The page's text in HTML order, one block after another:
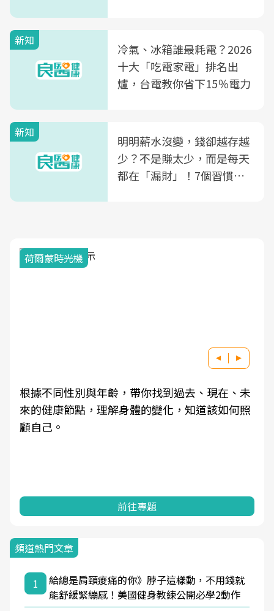
光田醫院建構360度女性健
康照護生態圈
新知
冷氣、冰箱誰最耗電？2026
十大「吃電家電」排名出
爐，台電教你省下15％電力
新知
明明薪水沒變，錢卻越存越
少？不是賺太少，而是每天
都在「漏財」！7個習慣一
荷爾蒙時光機
根據不同性別與年齡，帶你找到過去、現在、未
來的健康節點，理解身體的變化，知道該如何照
顧自己。
前往專題
頻道熱門文章
1
給總是肩頸痠痛的你》脖子這樣動，不用錢就
能舒緩緊繃感！美國健身教練公開必學2動作